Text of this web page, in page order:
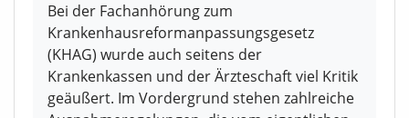
Bei der Fachanhörung zum
Krankenhausreformanpassungsgesetz
(KHAG) wurde auch seitens der
Krankenkassen und der Ärzteschaft viel Kritik
geäußert. Im Vordergrund stehen zahlreiche